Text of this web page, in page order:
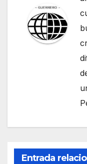
Entrada